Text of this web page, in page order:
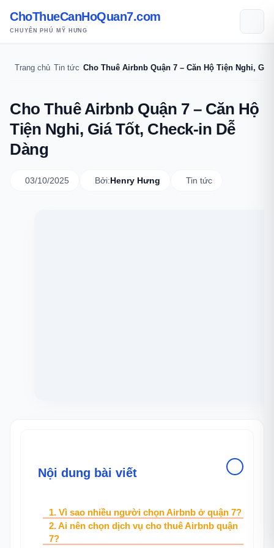
ChoThueCanHoQuan7.com
CHUYÊN PHÚ MỸ HƯNG
Trang chủ Tin tức Cho Thuê Airbnb Quận 7 – Căn Hộ Tiện
Cho Thuê Airbnb Quận 7 – Căn Hộ
Tiện Nghi, Giá Tốt, Check-in Dễ
Dàng
03/10/2025 Bởi:Henry Hưng Tin tức
Nội dung bài viết
1. Vì sao nhiều người chọn Airbnb ở quận
7?
2. Ai nên chọn dịch vụ cho thuê Airbnb